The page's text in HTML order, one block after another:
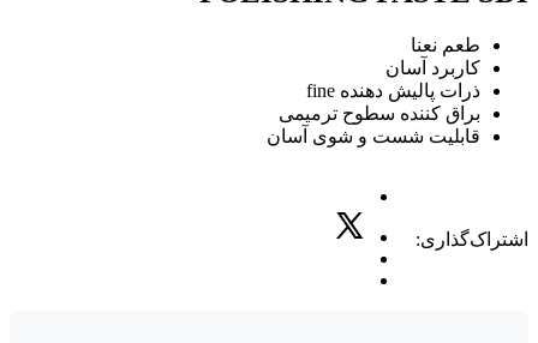
طعم نعنا
کاربرد آسان
ذرات پالیش دهنده fine
براق کننده سطوح ترمیمی
قابلیت شست و شوی آسان
اشتراک‌گذاری: